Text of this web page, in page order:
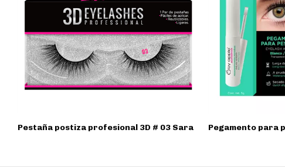
Pestaña postiza profesional 3D # 03 Sara Pegamento para